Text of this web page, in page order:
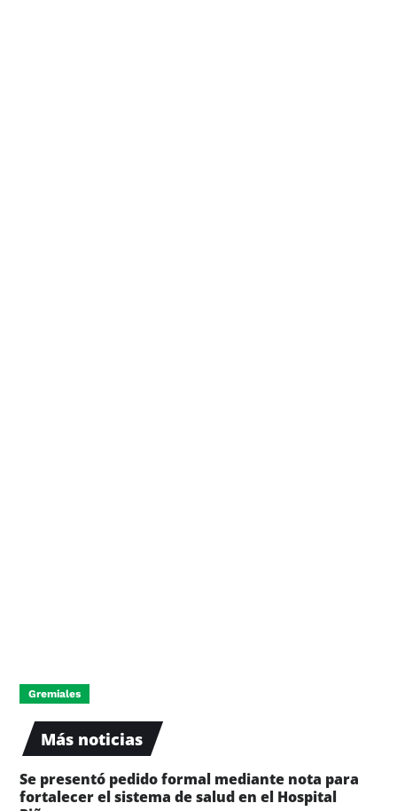
Gremiales
Más noticias
Se presentó pedido formal mediante nota para
fortalecer el sistema de salud en el Hospital